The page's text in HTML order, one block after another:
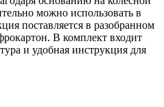
можно использовать в
поставляется в разобранном
В комплект входит
и удобная инструкция для